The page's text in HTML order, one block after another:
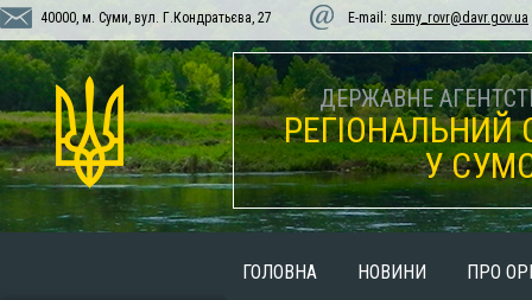
40000, м. Суми, вул. Г.Кондратьєва, 27 E-mail: sumy_rovr@davr.gov.ua
ДЕРЖАВНЕ
РЕГІОНАЛЬНИЙ
У
ГОЛОВНА НОВИНИ ПРО